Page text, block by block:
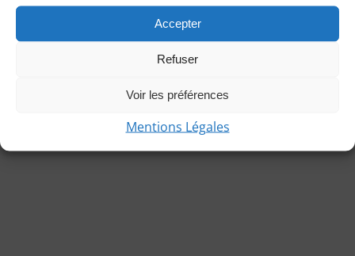
Accepter
Refuser
Voir les préférences
Mentions Légales